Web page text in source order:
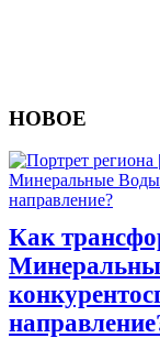
НОВОЕ
Как